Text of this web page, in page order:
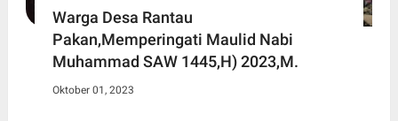
Warga Desa Rantau
Pakan,Memperingati Maulid Nabi
Muhammad SAW 1445,H) 2023,M.
Oktober 01, 2023